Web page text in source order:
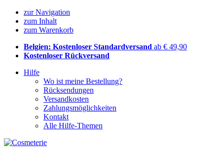
zur Navigation
zum Inhalt
zum Warenkorb
Belgien: Kostenloser Standardversand ab € 49,90
Kostenloser Rückversand
Hilfe
Wo ist meine Bestellung?
Rücksendungen
Versandkosten
Zahlungsmöglichkeiten
Kontakt
Alle Hilfe-Themen